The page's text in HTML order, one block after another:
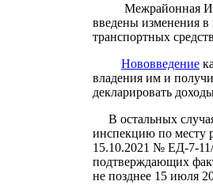
Межрайонная ИФНС
введены изменения в
транспортных
Нововведение
владения им и
декларировать
В остальных
инспекцию по месту
15.10.2021 № ЕД-7-
подтверждающих
не позднее 15 июля